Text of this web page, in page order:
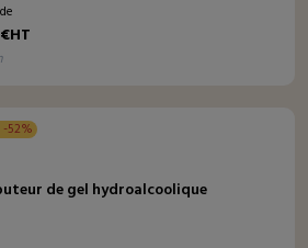
-52%
de gel hydroalcoolique